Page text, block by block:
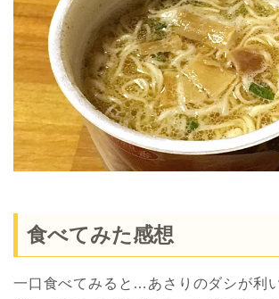
食べてみた感想
一口食べてみると…あさりのダシが利